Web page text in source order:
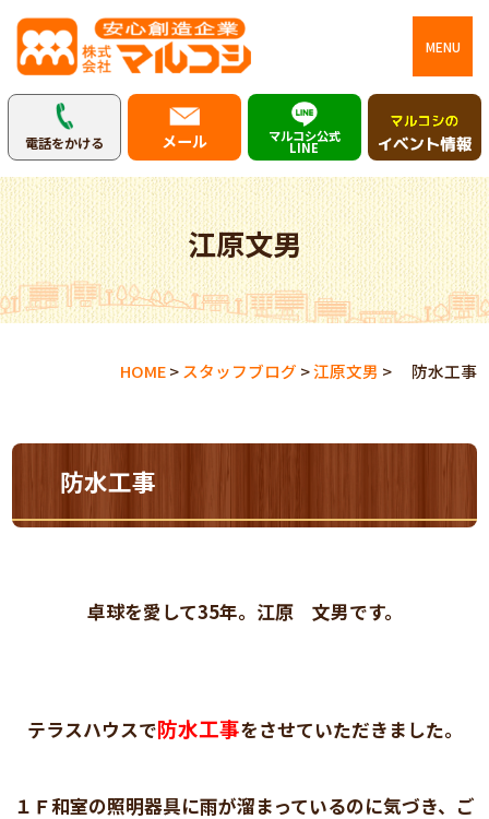
MENU
電話をかける メール マルコシ公式
LINE
江原文男
HOME> スタッフブログ >江原文男 > 防水工事
防水工事
卓球を愛して35年。江原 文男です。
テラスハウスで防水工事をさせていただきました。
１Ｆ和室の照明器具に雨が溜まっているのに気づき、ご